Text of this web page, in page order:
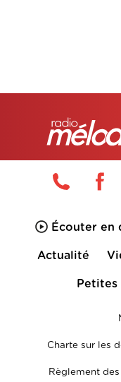
Écouter en
Actualité
Petites
Charte sur les
Règlement